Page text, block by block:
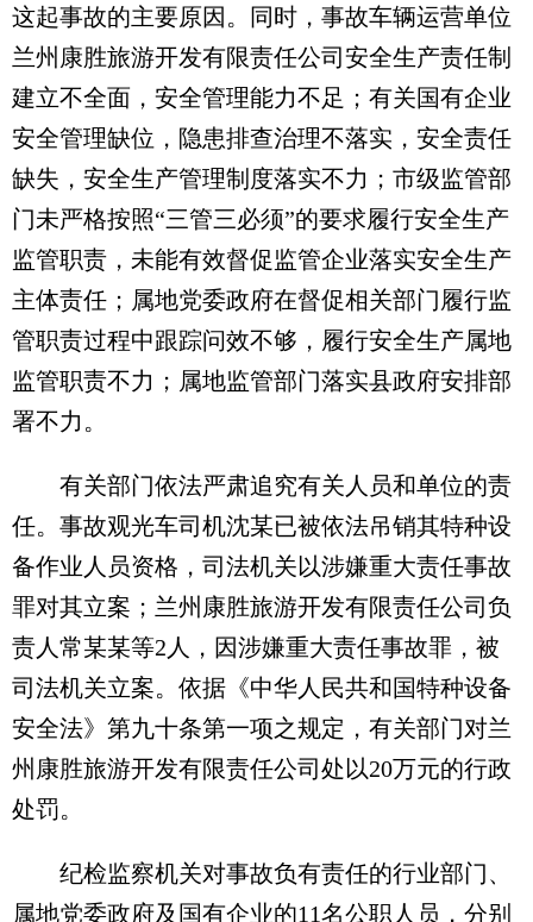
这起事故的主要原因。同时，事故车辆运营单位
兰州康胜旅游开发有限责任公司安全生产责任制
建立不全面，安全管理能力不足；有关国有企业
安全管理缺位，隐患排查治理不落实，安全责任
缺失，安全生产管理制度落实不力；市级监管部
门未严格按照“三管三必须”的要求履行安全生产
监管职责，未能有效督促监管企业落实安全生产
主体责任；属地党委政府在督促相关部门履行监
管职责过程中跟踪问效不够，履行安全生产属地
监管职责不力；属地监管部门落实县政府安排部
署不力。
有关部门依法严肃追究有关人员和单位的责
任。事故观光车司机沈某已被依法吊销其特种设
备作业人员资格，司法机关以涉嫌重大责任事故
罪对其立案；兰州康胜旅游开发有限责任公司负
责人常某某等2人，因涉嫌重大责任事故罪，被
司法机关立案。依据《中华人民共和国特种设备
安全法》第九十条第一项之规定，有关部门对兰
州康胜旅游开发有限责任公司处以20万元的行政
处罚。
纪检监察机关对事故负有责任的行业部门、
属地党委政府及国有企业的11名公职人员，分别